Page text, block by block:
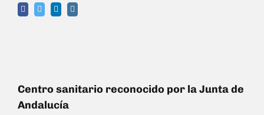
Centro sanitario reconocido por la Junta de
Andalucía